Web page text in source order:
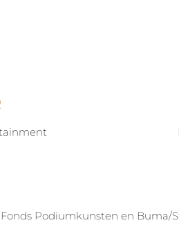
Podiumkunsten en